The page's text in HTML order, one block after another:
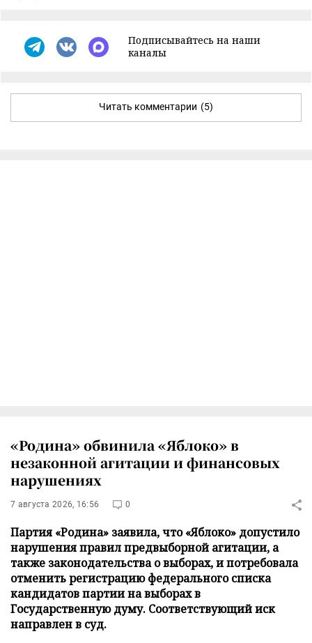
Подписывайтесь на наши
каналы
Читать комментарии (5)
«Родина» обвинила «Яблоко» в
незаконной агитации и финансовых
нарушениях
7 августа 2026, 16:56 0
Партия «Родина» заявила, что «Яблоко» допустило
нарушения правил предвыборной агитации, а
также законодательства о выборах, и потребовала
отменить регистрацию федерального списка
кандидатов партии на выборах в
Государственную думу. Соответствующий иск
направлен в суд.